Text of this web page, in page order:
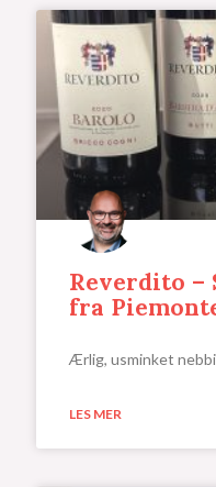
Reverdito –
fra
Ærlig, usminket
LES MER